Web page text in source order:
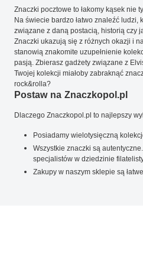
Znaczki pocztowe to łakomy kąsek nie
Na świecie bardzo łatwo znaleźć
związane z daną postacią, historią czy
Znaczki ukazują się z różnych okazji i
stanowią znakomite uzupełnienie
pasją. Zbierasz gadżety związane z
Twojej kolekcji miałoby zabraknąć
rock&rolla?
Postaw na Znaczkopol.pl
Dlaczego Znaczkopol.pl to najlepszy
Posiadamy wielotysięczną
Wszystkie znaczki są
specjalistów w dziedzinie
Zakupy w naszym sklepie są